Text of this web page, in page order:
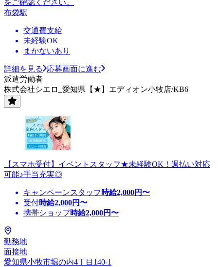
をご確認ください。
布袋駅
交通費支給
未経験OK
まかないあり
詳細を見る
応募画面に進む
派遣労働者
株式会社シエロ_愛知県【★】エディオン小牧店/KB6
【スマホ受付】イベントスタッフ★未経験OK！週払い対応
可能♪手当充実◎
キャンペーンスタッフ 時給2,000円〜
受付時給2,000円〜
携帯ショップ時給2,000円〜
勤務地
面接地
愛知県小牧市堀の内4丁目140-1